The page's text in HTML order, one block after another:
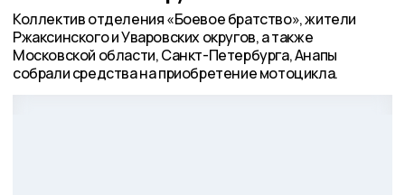
Коллектив отделения «Боевое братство», жители
Ржаксинского и Уваровских округов, а также
Московской области, Санкт-Петербурга, Анапы
собрали средства на приобретение мотоцикла.